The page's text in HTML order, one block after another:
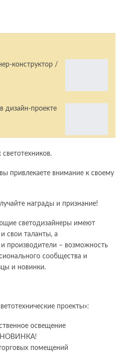
конструктор /
дизайн-проекте
светотехников.
привлекаете внимание к своему
награды и признание!
светодизайнеры имеют
свои таланты, а
производители – возможность
сообщества и
и новинки.
проекты»:
освещение
НОВИНКА!
помещений